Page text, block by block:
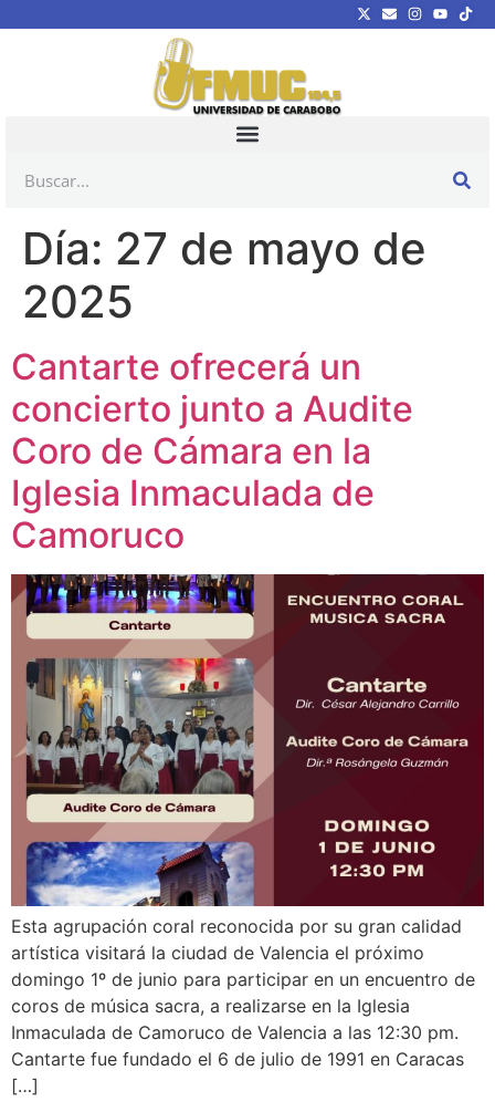
Día: 27 de mayo de
2025
Cantarte ofrecerá un
concierto junto a Audite
Coro de Cámara en la
Iglesia Inmaculada de
Camoruco
Esta agrupación coral reconocida por su gran calidad
artística visitará la ciudad de Valencia el próximo
domingo 1º de junio para participar en un encuentro de
coros de música sacra, a realizarse en la Iglesia
Inmaculada de Camoruco de Valencia a las 12:30 pm.
Cantarte fue fundado el 6 de julio de 1991 en Caracas
[…]